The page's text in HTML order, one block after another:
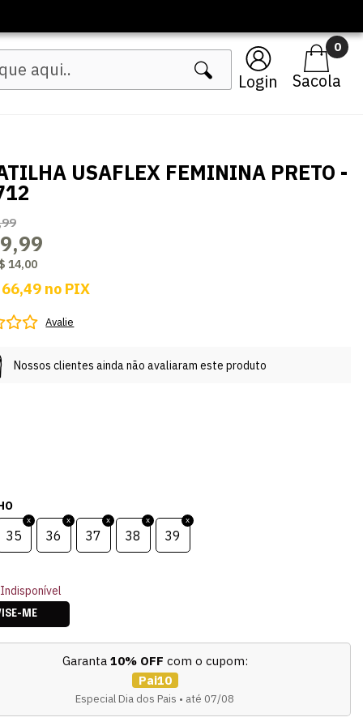
Login
0
USAFLEX FEMININA PRETO -
14,00
66,49 no PIX
Avalie
Nossos clientes ainda não avaliaram este produto
35 36 37 38 39
ME
Garanta 10% OFF com o cupom:
Pai10
Especial Dia dos Pais • até 07/08